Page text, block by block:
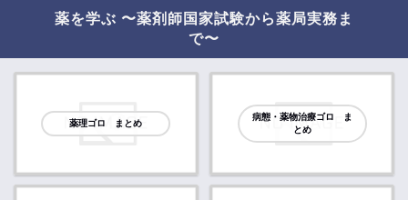
薬を学ぶ 〜薬剤師国家試験から薬局実務ま
で〜
薬理ゴロ まとめ
病態・薬物治療ゴロ ま
とめ